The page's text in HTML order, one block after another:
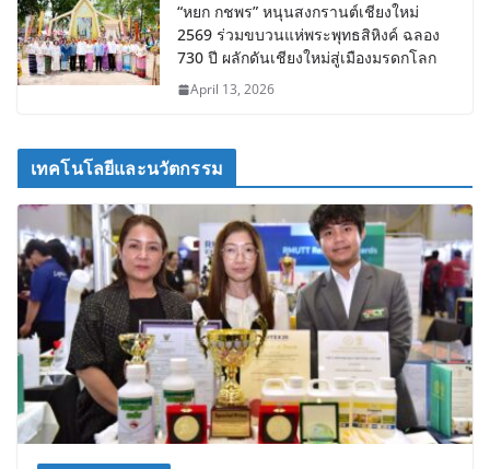
“หยก กชพร” หนุนสงกรานต์เชียงใหม่
2569 ร่วมขบวนแห่พระพุทธสิหิงค์ ฉลอง
730 ปี ผลักดันเชียงใหม่สู่เมืองมรดกโลก
April 13, 2026
เทคโนโลยีและนวัตกรรม